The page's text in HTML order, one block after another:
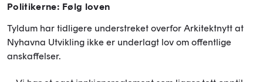
Politikerne: Følg loven
Tyldum har tidligere understreket overfor Arkitektnytt at
Nyhavna Utvikling ikke er underlagt lov om offentlige
anskaffelser.